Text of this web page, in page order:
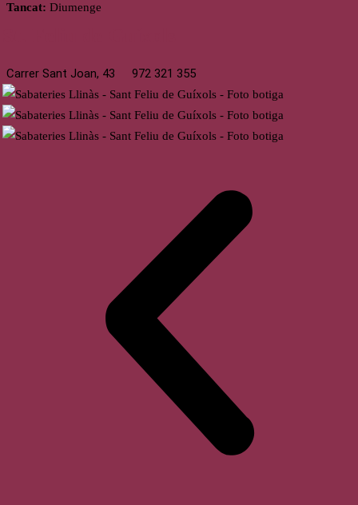
Tancat: Diumenge
Carrer Sant Joan, 43 972 321 355